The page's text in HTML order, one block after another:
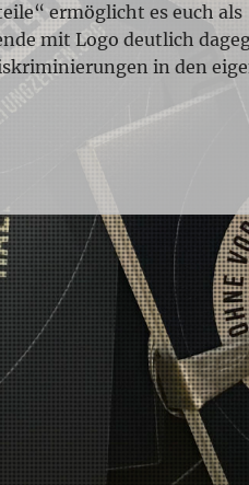
ermöglicht es euch als
mit Logo deutlich
in den